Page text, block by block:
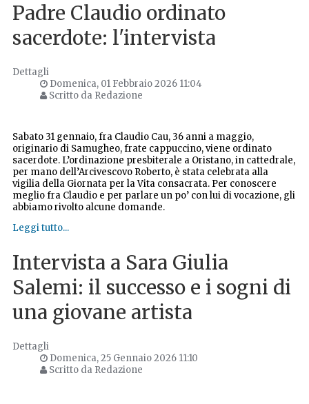
Padre Claudio ordinato
sacerdote: l'intervista
Dettagli
Domenica, 01 Febbraio 2026 11:04
Scritto da Redazione
Sabato 31 gennaio, fra Claudio Cau, 36 anni a maggio,
originario di Samugheo, frate cappuccino, viene ordinato
sacerdote. L’ordinazione presbiterale a Oristano, in cattedrale,
per mano dell’Arcivescovo Roberto, è stata celebrata alla
vigilia della Giornata per la Vita consacrata. Per conoscere
meglio fra Claudio e per parlare un po’ con lui di vocazione, gli
abbiamo rivolto alcune domande.
Leggi tutto...
Intervista a Sara Giulia
Salemi: il successo e i sogni di
una giovane artista
Dettagli
Domenica, 25 Gennaio 2026 11:10
Scritto da Redazione